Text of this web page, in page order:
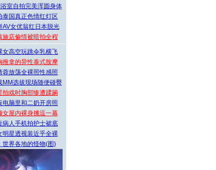
浴室自拍完美浑圆身体
泰国真正色情红灯区
AV女优翁红日本脱光
旅店偷情被暗拍全程
女高空玩跳伞乳横飞
推拿的异性泰式按摩
蓉放荡全裸照性感照
MM选拔现场随便碰臀
拍戏时胸部惨遭蹂躏
电脑里和二奶开房照
女屋内裸身挑逗一幕
病人手机拍护士裙底
明星透视装近乎全裸
世界各地的怪物(图)